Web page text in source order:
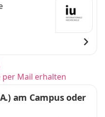
per Mail erhalten
am Campus oder